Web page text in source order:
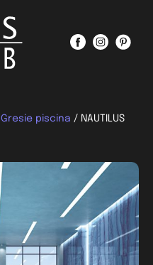
Gresie piscina / NAUTILUS